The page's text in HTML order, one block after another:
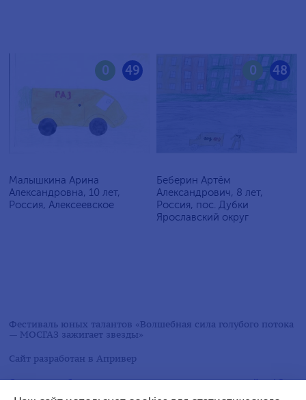
49
0
Малышкина Арина
Александровна, 10 лет,
Россия, Алексеевское
48
0
Беберин Артём
Александрович, 8 лет,
Россия, пос. Дубки
Ярославский округ
Фестиваль юных талантов «Волшебная сила голубого потока
— МОСГАЗ зажигает звезды»
Сайт разработан в Апривер
Следите за обновлениями в социальных сетях на сайте АО